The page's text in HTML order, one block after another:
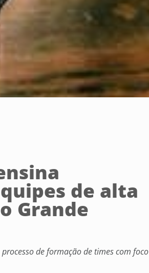
de alta
Grande
de formação de times com foco